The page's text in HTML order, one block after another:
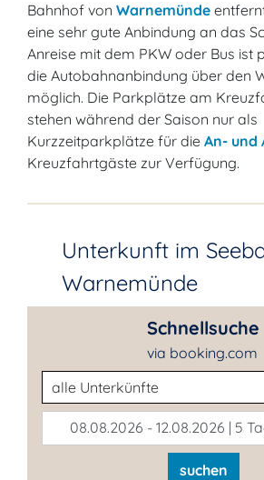
Bahnhof von Warnemünde
eine sehr gute Anbindung an das
Anreise mit dem PKW oder Bus ist
die Autobahnanbindung über den
möglich. Die Parkplätze am
stehen während der Saison nur als
Kurzzeitparkplätze für die An- und
Kreuzfahrtgäste zur Verfügung.
Unterkunft im
Warnemünde
Schnellsuche
via booking.com
Unterkunftsart
08.08.2026 - 12.08.2026 | 5
suchen